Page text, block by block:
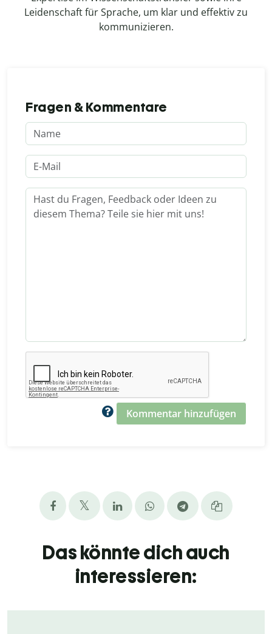
Leidenschaft für Sprache, um klar und effektiv zu
kommunizieren.
Fragen & Kommentare
Kommentar hinzufügen
Das könnte dich auch
interessieren: